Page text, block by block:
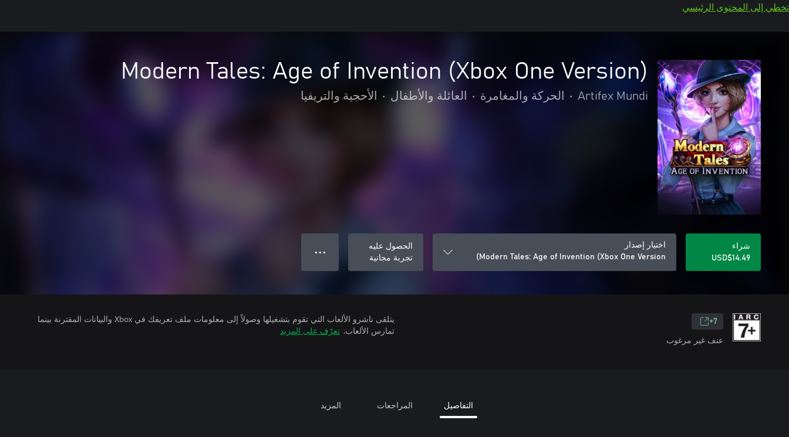
تخطي إلى المحتوى الرئيسي
Modern Tales: Age of Invention (Xbox One Version)
Artifex Mundi
• الحركة والمغامرة • العائلة والأطفال • الأحجية والتريفيا
شراء
USD$14.49
اختيار إصدار
Modern Tales: Age of Invention (Xbox One Version)
الحصول عليه
تجربة مجانية
● ● ●
7+
عنف غير مرغوب
يتلقى ناشرو الألعاب التي تقوم بتشغيلها وصولاً إلى معلومات ملف تعريفك في Xbox والبيانات المقترنة بينما
تمارس الألعاب. تعرّف على المزيد
التفاصيل المراجعات المزيد